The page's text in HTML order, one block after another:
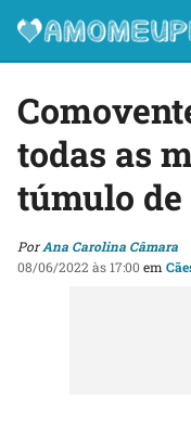
todas as
túmulo
PorAna Carolina Câmara
08/06/2022 às 17:00 em